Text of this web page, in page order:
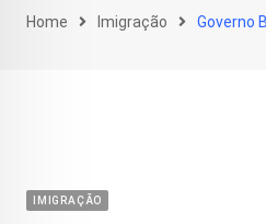
Home Imigração Governo
IMIGRAÇÃO